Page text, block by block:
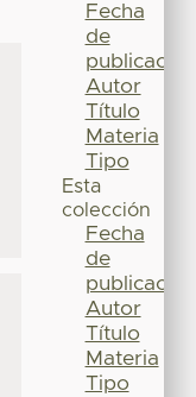
Fecha
de
publicación
Autor
Título
Materia
Tipo
Esta
colección
Fecha
de
publicación
Autor
Título
Materia
Tipo